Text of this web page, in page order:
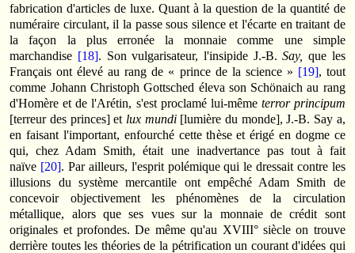
fabrication d'articles de luxe. Quant à la question de la quantité de
numéraire circulant, il la passe sous silence et l'écarte en traitant de
la façon la plus erronée la monnaie comme une simple
marchandise [18]. Son vulgarisateur, l'insipide J.-B.Say,que les
Français ont élevé au rang de « prince de la science » [19], tout
comme Johann Christoph Gottsched éleva son Schönaich au rang
d'Homère et de l'Arétin, s'est proclamé lui-même terror principum
[terreur des princes] et lux mundi [lumière du monde], J.-B. Say a,
en faisant l'important, enfourché cette thèse et érigé en dogme ce
qui, chez Adam Smith, était une inadvertance pas tout à fait
naïve [20]. Par ailleurs, l'esprit polémique qui le dressait contre les
illusions du système mercan­tile ont empêché Adam Smith de
concevoir objectivement les phénomènes de la circu­la­tion
métallique, alors que ses vues sur la monnaie de crédit sont
originales et profon­des. De même qu'au XVIII° siècle on trouve
derrière toutes les théories de la pétrification un courant d'idées qui